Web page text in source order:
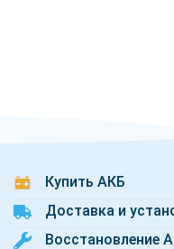
Купить АКБ
Доставка и
Восстановление